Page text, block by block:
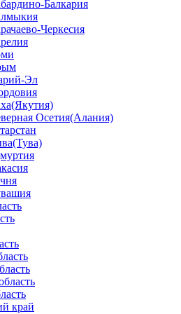
Балкария
Черкеcия
Эл
Осетия(Алания)
край